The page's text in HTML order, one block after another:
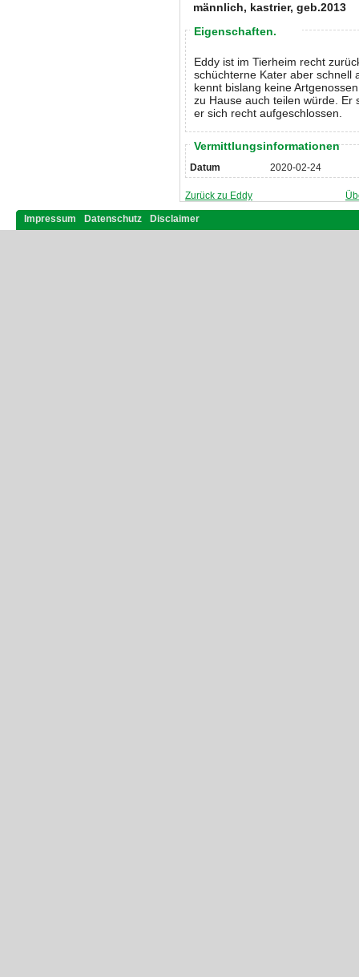
männlich, kastrier, geb.2013
Eigenschaften.
Eddy ist im Tierheim recht
schüchterne Kater aber schnell
kennt bislang keine
zu Hause auch teilen würde. Er
er sich recht aufgeschlossen.
Vermittlungsinformationen
Datum 2020-02-24
Zurück zu Eddy
Impressum Datenschutz Disclaimer